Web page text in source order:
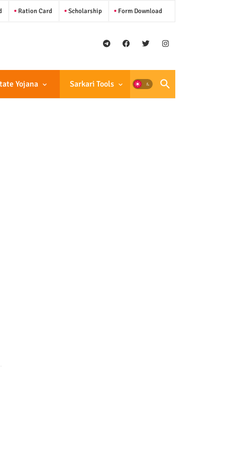
Ration Card Scholarship Form Download
Yojana Sarkari Tools